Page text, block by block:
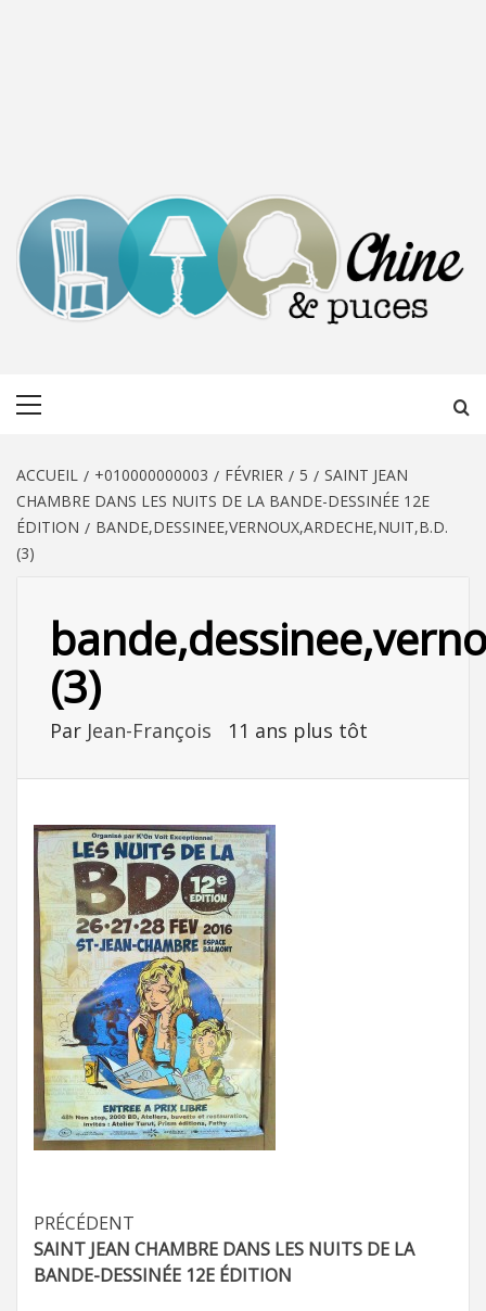
ACCUEIL +010000000003 FÉVRIER 5
SAINT JEAN
CHAMBRE DANS LES NUITS DE LA BANDE-DESSINÉE 12E
ÉDITION
BANDE,DESSINEE,VERNOUX,ARDECHE,NUIT,B.D.
(3)
(3)
Par Jean-François 11 ans plus tôt
Navigation
d’article
PRÉCÉDENT
SAINT JEAN CHAMBRE DANS LES NUITS DE LA
BANDE-DESSINÉE 12E ÉDITION